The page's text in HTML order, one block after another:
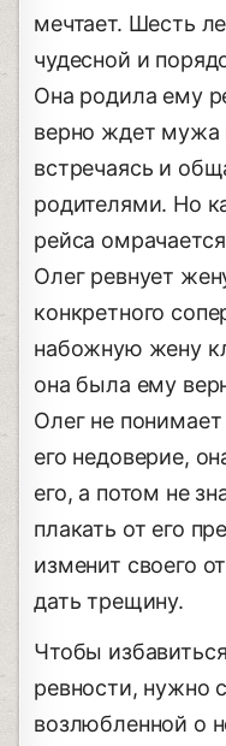
мечтает. Шесть
чудесной и
Она родила ему
верно ждет мужа
встречаясь и
родителями. Но
рейса
Олег ревнует
конкретного
набожную жену
она была ему
Олег не
его недоверие,
его, а потом не
плакать от его
изменит своего
дать трещину.
Чтобы
ревности, нужно
возлюбленной о